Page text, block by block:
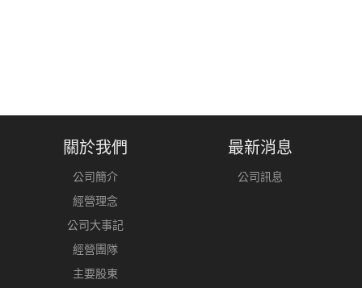
關於我們
公司簡介
經營理念
公司大事記
經營團隊
主要股東
最新消息
公司訊息